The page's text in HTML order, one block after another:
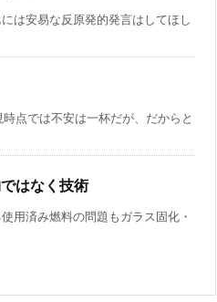
は安易な反原発的発言はしてほし
点では不安は一杯だが、だからと
はなく技術
用済み燃料の問題もガラス固化・